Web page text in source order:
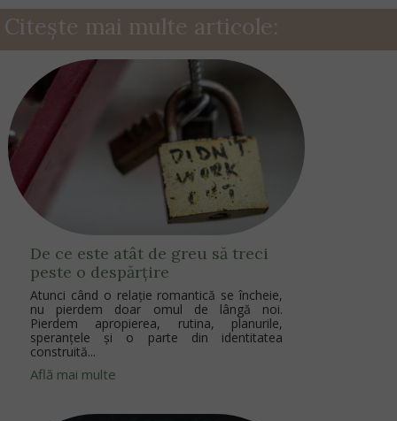
De ce este atât de greu să treci
peste o despărțire
Atunci când o relație romantică se încheie,
nu pierdem doar omul de lângă noi.
Pierdem apropierea, rutina, planurile,
speranțele și o parte din identitatea
construită...
Află mai multe
Citește mai multe articole: